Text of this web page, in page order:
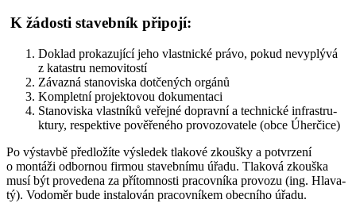
K žá­do­sti sta­veb­ník při­po­jí:
Do­klad pro­ka­zu­jí­cí je­ho vlast­nic­ké prá­vo, po­kud ne­vy­plý­vá
z ka­tas­tru ne­mo­vi­to­stí
Zá­vaz­ná sta­no­vi­ska dot­če­ných or­gá­nů
Kom­plet­ní pro­je­k­to­vou do­ku­men­ta­ci
Sta­no­vi­ska vlast­ní­ků ve­řej­né do­prav­ní a tech­nic­ké in­fra­stru­
ktu­ry, re­spe­kti­ve po­vě­ře­né­ho pro­vo­zo­va­te­le (ob­ce Ú­her­či­ce)
Po vý­stav­bě před­lo­ží­te vý­sle­dek tla­ko­vé zkouš­ky a po­tvr­ze­ní
o mon­tá­ži od­bor­nou fir­mou sta­veb­ní­mu ú­řa­du. Tla­ko­vá zkouš­ka
mu­sí být pro­ve­de­na za pří­to­mno­sti pra­co­vní­ka pro­vo­zu (ing. Hla­va­
tý). Vo­do­měr bu­de in­sta­lo­ván pra­co­vní­kem o­bec­ní­ho ú­řa­du.